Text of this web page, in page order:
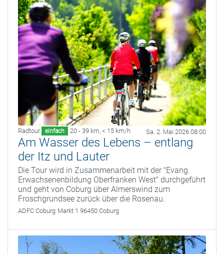
Radtour einfach 20 - 39 km, < 15 km/h Sa. 2. Mai 2026 08:00
Am Wasser des Lebens – entlang
der Itz und Lauter
Die Tour wird in Zusammenarbeit mit der "Evang.
Erwachsenenbildung Oberfranken West" durchgeführt
und geht von Coburg über Almerswind zum
Froschgrundsee zurück über die Rosenau.
ADFC Coburg Markt 1 96450 Coburg